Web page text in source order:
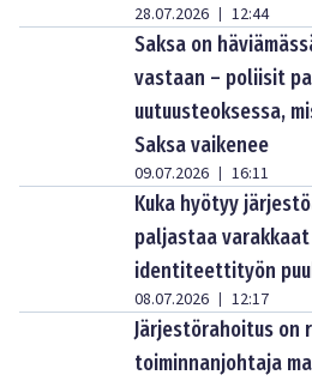
28.07.2026 | 12:44
Saksa on
vastaan – poliisit
uutuusteoksessa,
Saksa vaikenee
09.07.2026 | 16:11
Kuka hyötyy
paljastaa
identiteettityön
08.07.2026 | 12:17
Järjestörahoitus on
toiminnanjohtaja